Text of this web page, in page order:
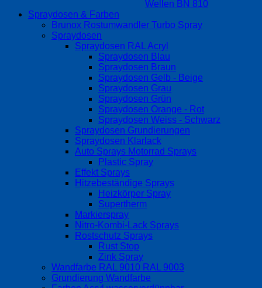
Wellen BN 810
Spraydosen & Farben
Brunox Rostumwandler Turbo Spray
Spraydosen
Spraydosen RAL Acryl
Spraydosen Blau
Spraydosen Braun
Spraydosen Gelb - Beige
Spraydosen Grau
Spraydosen Grün
Spraydosen Orange - Rot
Spraydosen Weiss - Schwarz
Spraydosen Grundierungen
Spraydosen Klarlack
Auto Sprays Motorrad Sprays
Plastic Spray
Effekt Sprays
Hitzebeständige Sprays
Heizkörper Spray
Supertherm
Markierspray
Nitro-Kombi-Lack Sprays
Rostschutz Sprays
Rust Stop
Zink Spray
Wandfarbe RAL 9010 RAL 9003
Grundierung Wandfarbe